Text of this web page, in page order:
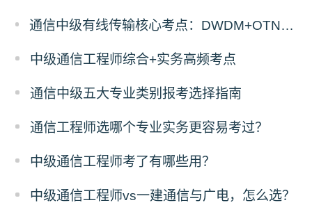
通信中级有线传输核心考点：DWDM+OTN原理与计算题答题拆解
中级通信工程师综合+实务高频考点
通信中级五大专业类别报考选择指南
通信工程师选哪个专业实务更容易考过？
中级通信工程师考了有哪些用？
中级通信工程师vs一建通信与广电，怎么选？